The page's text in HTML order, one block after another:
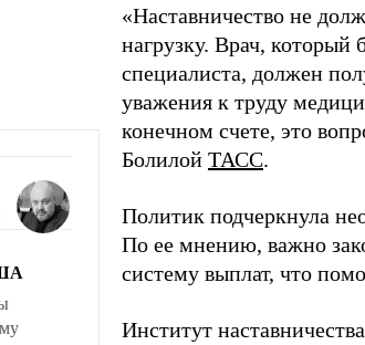
«Наставничество не
нагрузку. Врач, который
специалиста, должен
уважения к труду
конечном счете, это
Болилой ТАСС.
Политик подчеркнула
По ее мнению, важно
систему выплат, что
Институт